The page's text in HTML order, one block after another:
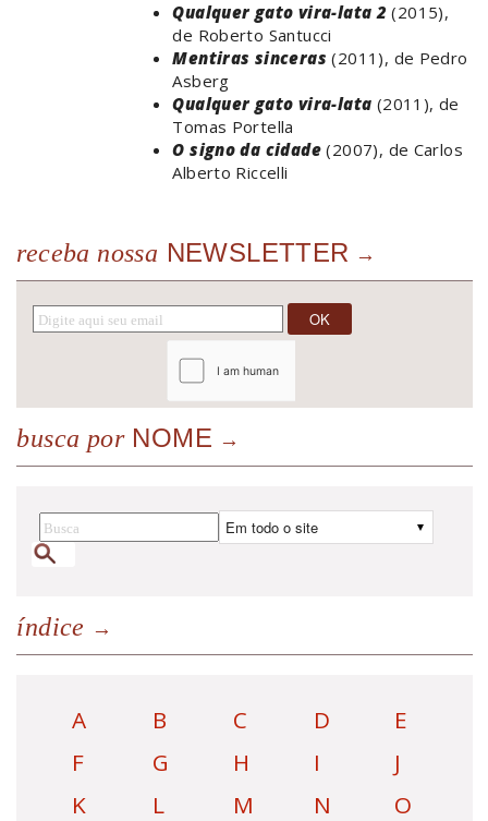
Qualquer gato vira-lata 2 (2015),
de Roberto Santucci
Mentiras sinceras (2011), de Pedro
Asberg
Qualquer gato vira-lata (2011), de
Tomas Portella
O signo da cidade (2007), de Carlos
Alberto Riccelli
receba nossa NEWSLETTER
busca porNOME
índice
A B C D
E
F
G H I
J
K
L M N
O